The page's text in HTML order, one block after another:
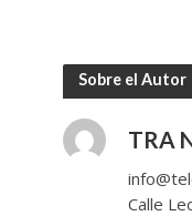
Sobre el Autor
TRA
Calle